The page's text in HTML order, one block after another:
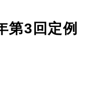
第3回定例